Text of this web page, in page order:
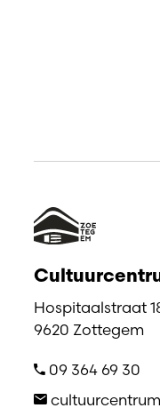
Hospitaalstraat
9620 Zottegem
09 364 69 30